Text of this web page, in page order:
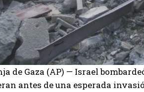
de Gaza (AP) — Israel
antes de una esperada